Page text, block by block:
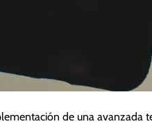
de una avanzada